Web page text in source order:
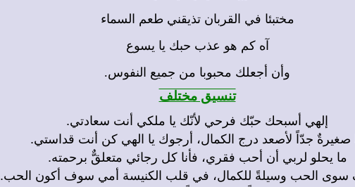
مختبئا في القربان تذيقني طعم السماء
آه كم هو عذب حبك يا يسوع
وأن أجعلك محبوبا من جميع النفوس.
تنسيق مختلف
إلهي أسبحك حبّك فرحي لأنّك يا ملكي أنت سعادتي.
صغيرةٌ جدّاً لأصعد درج الكمال، أرجوك يا الهي كن أنت قداستي.
ما يحلو لربي أن أحب فقري، فأنا كل رجائي متعلقٌّ برحمته.
سوى الحب وسيلةً للكمال، في قلب الكنيسة أمي سوف أكون الحب.